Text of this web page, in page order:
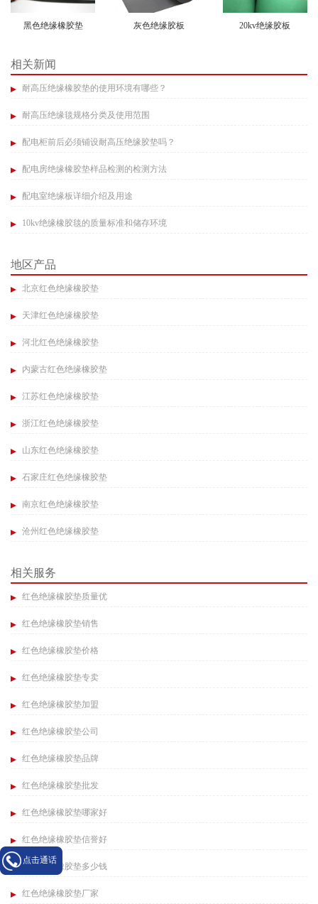
黑色绝缘橡胶垫 灰色绝缘胶板 20kv绝缘胶板
相关新闻
耐高压绝缘橡胶垫的使用环境有哪些？​
耐高压绝缘毯规格分类及使用范围​
配电柜前后必须铺设耐高压绝缘胶垫吗？​
配电房绝缘橡胶垫样品检测的检测方法​
配电室绝缘板详细介绍及用途​
10kv绝缘橡胶毯的质量标准和储存环境​
地区产品
北京红色绝缘橡胶垫
天津红色绝缘橡胶垫
河北红色绝缘橡胶垫
内蒙古红色绝缘橡胶垫
江苏红色绝缘橡胶垫
浙江红色绝缘橡胶垫
山东红色绝缘橡胶垫
石家庄红色绝缘橡胶垫
南京红色绝缘橡胶垫
沧州红色绝缘橡胶垫
相关服务
红色绝缘橡胶垫质量优
红色绝缘橡胶垫销售
红色绝缘橡胶垫价格
红色绝缘橡胶垫专卖
红色绝缘橡胶垫加盟
红色绝缘橡胶垫公司
红色绝缘橡胶垫品牌
红色绝缘橡胶垫批发
红色绝缘橡胶垫哪家好
红色绝缘橡胶垫信誉好
红色绝缘橡胶垫多少钱
红色绝缘橡胶垫厂家
点击通话